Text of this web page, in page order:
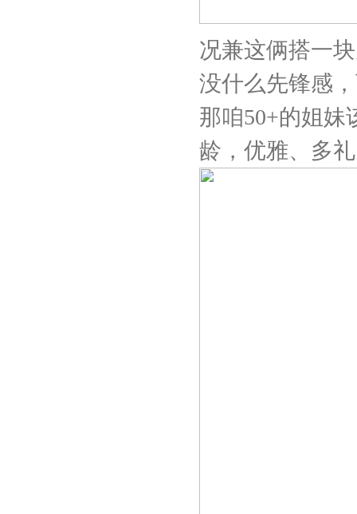
况兼这俩搭一
没什么先锋感
那咱50+的姐妹
龄，优雅、多